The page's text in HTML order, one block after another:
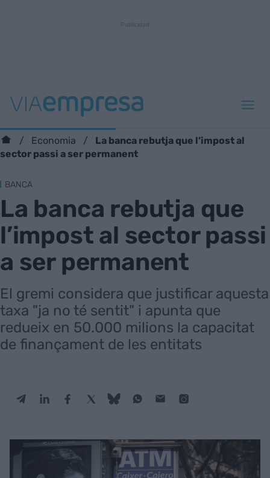
Economia
La banca rebutja que l’impost al
sector passi a ser permanent
BANCA
La banca rebutja que
l’impost al sector passi
a ser permanent
El gremi considera que justificar aquesta
taxa "ja no té sentit" i apunta que
redueix en 50.000 milions la capacitat
de finançament de les entitats